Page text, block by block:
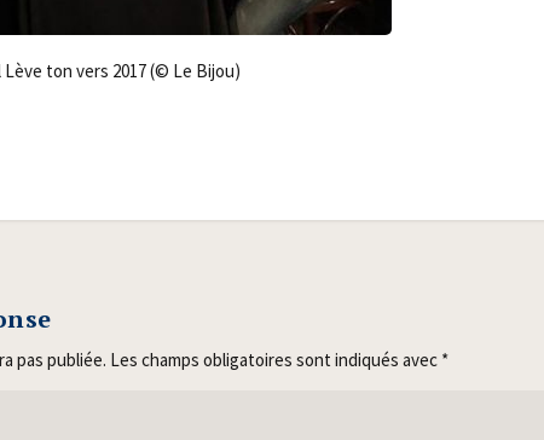
ton vers 2017 (© Le Bijou)
pas publiée. Les champs obligatoires sont indiqués avec *